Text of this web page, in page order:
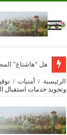
هل “هاشتاغ”
الرئيسية / أمنيات /
وتجويد خدمات استقبال